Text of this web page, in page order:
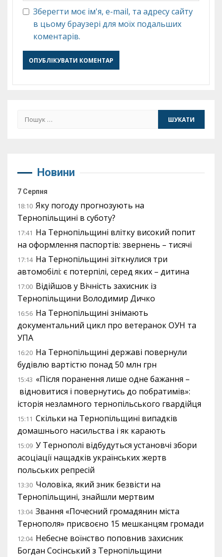
Зберегти моє ім'я, e-mail, та адресу сайту
в цьому браузері для моїх подальших
коментарів.
Пошук:
Новини
7 Серпня
18:10 Яку погоду прогнозують на
Тернопільщині в суботу?
17:41 На Тернопільщині влітку високий попит
на оформлення паспортів: звернень – тисячі
17:14 На Тернопільщині зіткнулися три
автомобілі: є потерпілі, серед яких – дитина
17:00 Відійшов у Вічність захисник із
Тернопільщини Володимир Дичко
16:56 На Тернопільщині знімають
документальний цикл про ветеранок ОУН та
УПА
16:20 На Тернопільщині державі повернули
будівлю вартістю понад 50 млн грн
15:43 «Після поранення лише одне бажання –
відновитися і повернутись до побратимів»:
історія незламного тернопільського гвардійця
15:11 Скільки на Тернопільщині випадків
домашнього насильства і як карають
15:09 У Тернополі відбудуться установчі збори
асоціації нащадків українських жертв
польських репресій
13:30 Чоловіка, який зник безвісти на
Тернопільщині, знайшли мертвим
13:04 Звання «Почесний громадянин міста
Тернополя» присвоєно 15 мешканцям громади
12:04 Небесне воїнство поповнив захисник
Богдан Сосінський з Тернопільщини